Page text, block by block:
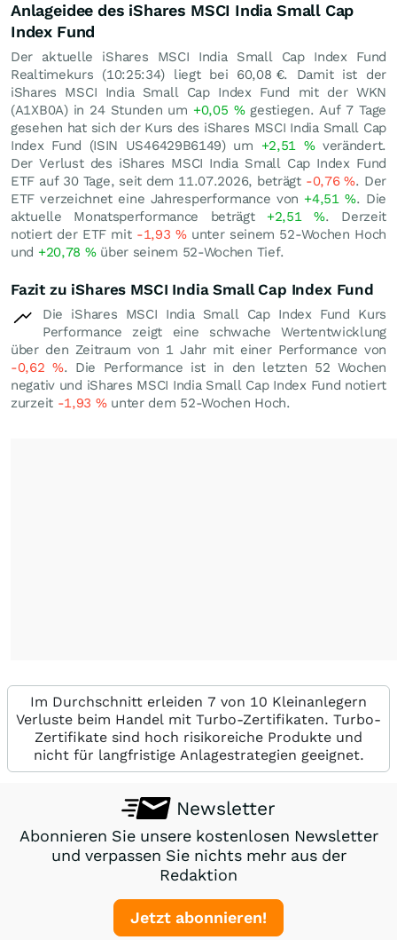
Anlageidee des iShares MSCI India Small Cap
Index Fund
Der aktuelle iShares MSCI India Small Cap Index Fund
Realtimekurs (10:25:34) liegt bei 60,08 €. Damit ist der
iShares MSCI India Small Cap Index Fund mit der WKN
(A1XB0A) in 24 Stunden um +0,05 %gestiegen. Auf 7 Tage
gesehen hat sich der Kurs des iShares MSCI India Small Cap
Index Fund (ISIN US46429B6149) um +2,51 %verändert.
Der Verlust des iShares MSCI India Small Cap Index Fund
ETF auf 30 Tage, seit dem 11.07.2026, beträgt -0,76%. Der
ETF verzeichnet eine Jahresperformance von +4,51%. Die
aktuelle Monatsperformance beträgt +2,51%. Derzeit
notiert der ETF mit -1,93 %unter seinem 52-Wochen Hoch
und +20,78 %über seinem 52-Wochen Tief.
Fazit zu iShares MSCI India Small Cap Index Fund
Die iShares MSCI India Small Cap Index Fund Kurs
Performance zeigt eine schwache Wertentwicklung
über den Zeitraum von 1 Jahr mit einer Performance von
-0,62%. Die Performance ist in den letzten 52 Wochen
negativ und iShares MSCI India Small Cap Index Fund notiert
zurzeit -1,93 %unter dem 52-Wochen Hoch.
Im Durchschnitt erleiden 7 von 10 Kleinanlegern
Verluste beim Handel mit Turbo-Zertifikaten. Turbo-
Zertifikate sind hoch risikoreiche Produkte und
nicht für langfristige Anlagestrategien geeignet.
Newsletter
Abonnieren Sie unsere kostenlosen Newsletter
und verpassen Sie nichts mehr aus der
Redaktion
Jetzt abonnieren!